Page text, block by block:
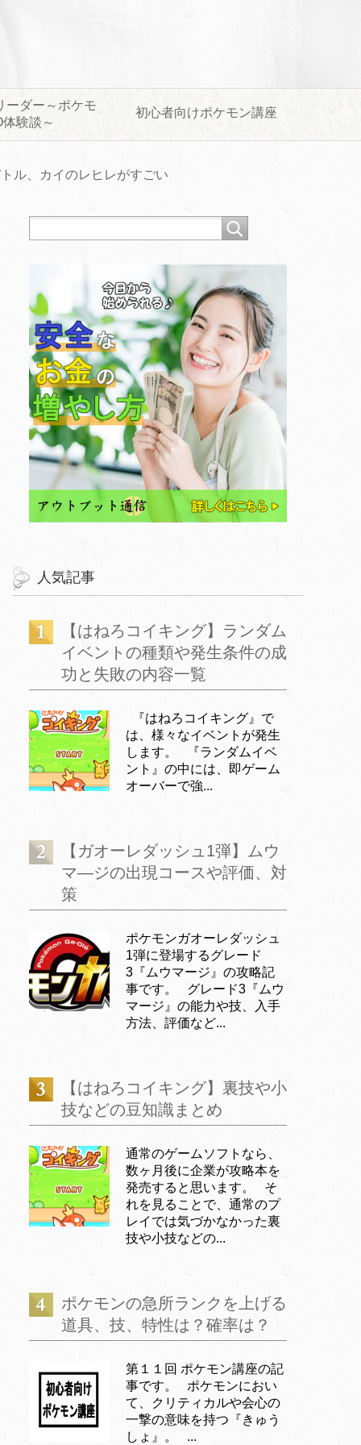
ーダー～ポケモ
験談～
初心者向けポケモン講座
ル、カイのレヒレがすごい
人気記事
【はねろコイキング】ランダム
イベントの種類や発生条件の成
功と失敗の内容一覧
『はねろコイキング』で
は、様々なイベントが発生
します。 『ランダムイベ
ント』の中には、即ゲーム
オーバーで強...
【ガオーレダッシュ1弾】ムウ
マ―ジの出現コースや評価、対
策
ポケモンガオーレダッシュ
1弾に登場するグレード
3『ムウマージ』の攻略記
事です。 グレード3『ムウ
マージ』の能力や技、入手
方法、評価など...
【はねろコイキング】裏技や小
技などの豆知識まとめ
通常のゲームソフトなら、
数ヶ月後に企業が攻略本を
発売すると思います。 そ
れを見ることで、通常のプ
レイでは気づかなかった裏
技や小技などの...
ポケモンの急所ランクを上げる
道具、技、特性は？確率は？
第１１回 ポケモン講座の記
事です。 ポケモンにおい
て、クリティカルや会心の
一撃の意味を持つ『きゅう
しょ』。 ...